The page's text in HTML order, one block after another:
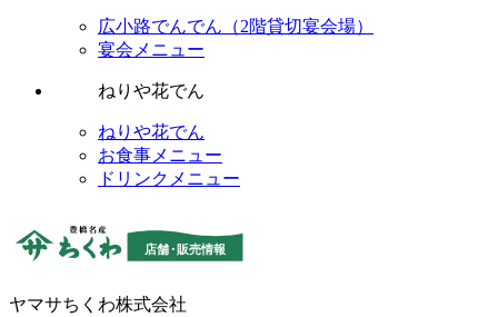
広小路でんでん（2階貸切宴会場）
宴会メニュー
ねりや花でん
ねりや花でん
お食事メニュー
ドリンクメニュー
ヤマサちくわ株式会社